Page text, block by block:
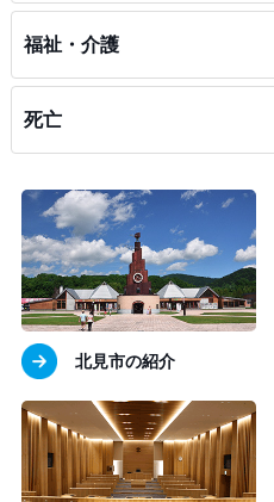
福祉・介護
死亡
北見市の紹介